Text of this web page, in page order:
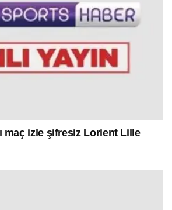
maç izle şifresiz Lorient Lille